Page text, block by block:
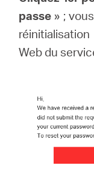
passe » ;
Web du